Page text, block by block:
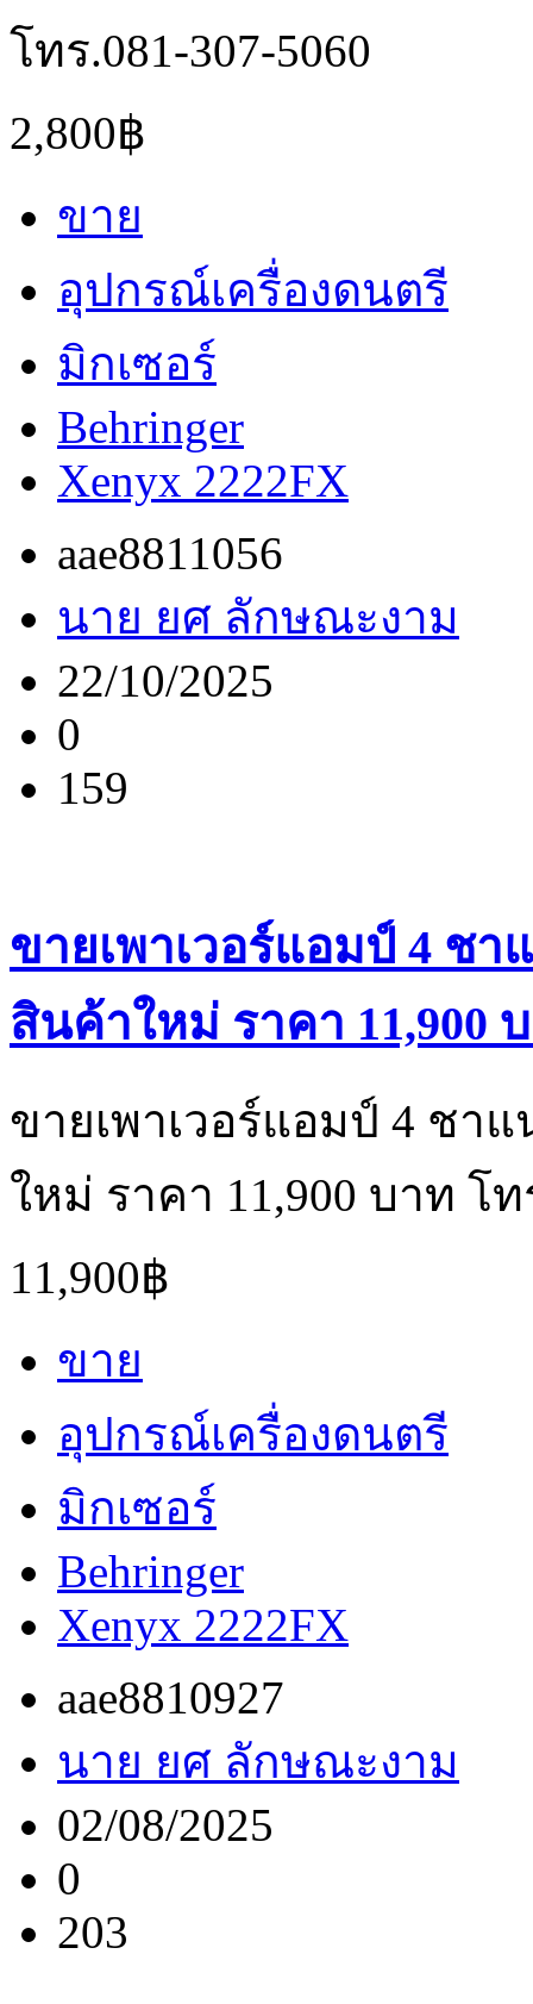
โทร.081-307-5060
2,800฿
ขาย
อุปกรณ์เครื่องดนตรี
มิกเซอร์
Behringer
Xenyx 2222FX
aae8811056
นาย ยศ ลักษณะงาม
22/10/2025
0
159
ขายเพาเวอร์แอมป์ 4 ชา
สินค้าใหม่ ราคา 11,900
ขายเพาเวอร์แอมป์ 4 ชา
ใหม่ ราคา 11,900 บาท โท
11,900฿
ขาย
อุปกรณ์เครื่องดนตรี
มิกเซอร์
Behringer
Xenyx 2222FX
aae8810927
นาย ยศ ลักษณะงาม
02/08/2025
0
203